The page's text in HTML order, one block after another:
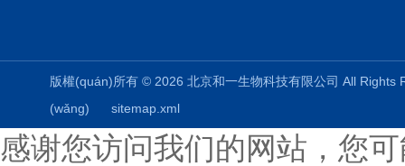
版權(quán)所有 © 2026 北京和一生物科技有限公司 All
(wǎng)
sitemap.xml
感谢您访问我们的网站，您